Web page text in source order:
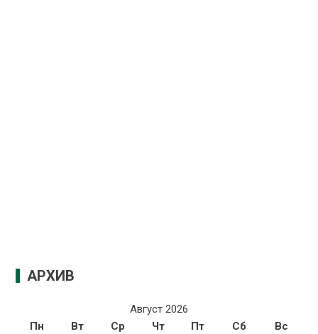
АРХИВ
Август 2026
Пн
Вт Ср Чт Пт Сб
Вс